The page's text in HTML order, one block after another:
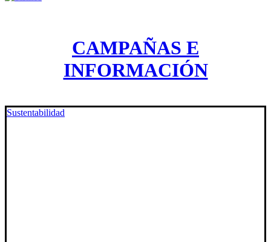
CAMPAÑAS E
INFORMACIÓN
Sustentabilidad